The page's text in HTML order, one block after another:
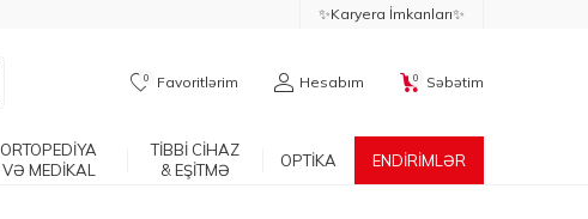
✨Karyera İmkanları✨
0 Favoritlərim Hesabım 0 Səbətim
ORTOPEDİYA
VƏ MEDİKAL
TİBBİ CİHAZ
& EŞİTMƏ
OPTİKA ENDİRİMLƏR